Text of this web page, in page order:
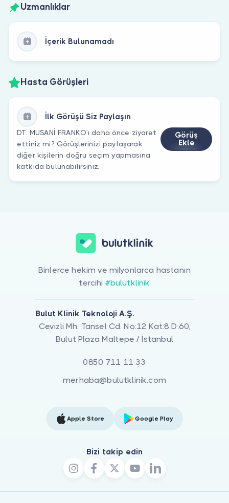
Uzmanlıklar
İçerik Bulunamadı
Hasta Görüşleri
İlk Görüşü Siz Paylaşın
DT. MUSANİ FRANKO’ı daha önce ziyaret
ettiniz mi? Görüşlerinizi paylaşarak
diğer kişilerin doğru seçim yapmasına
katkıda bulunabilirsiniz.
Görüş
Ekle
Binlerce hekim ve milyonlarca hastanın
tercihi #bulutklinik
Bulut Klinik Teknoloji A.Ş.
Cevizli Mh. Tansel Cd. No:12 Kat:8 D:60,
Bulut Plaza Maltepe / İstanbul
0850 711 11 33
merhaba@bulutklinik.com
Apple Store Google Play
Bizi takip edin